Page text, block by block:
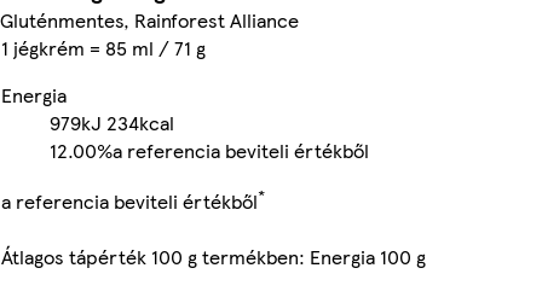
Gluténmentes, Rainforest Alliance
1 jégkrém = 85 ml / 71 g
Energia
979kJ 234kcal
12.00%a referencia beviteli értékből
a referencia beviteli értékből*
Átlagos tápérték 100 g termékben: Energia 100 g